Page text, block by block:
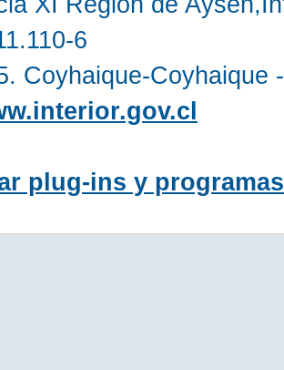
6
Coyhaique-Coyhaique
plug-ins y